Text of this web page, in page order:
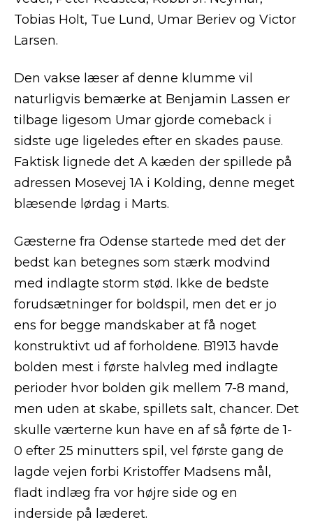
Tobias Holt, Tue Lund, Umar Beriev og Victor
Larsen.
Den vakse læser af denne klumme vil
naturligvis bemærke at Benjamin Lassen er
tilbage ligesom Umar gjorde comeback i
sidste uge ligeledes efter en skades pause.
Faktisk lignede det A kæden der spillede på
adressen Mosevej 1A i Kolding, denne meget
blæsende lørdag i Marts.
Gæsterne fra Odense startede med det der
bedst kan betegnes som stærk modvind
med indlagte storm stød. Ikke de bedste
forudsætninger for boldspil, men det er jo
ens for begge mandskaber at få noget
konstruktivt ud af forholdene. B1913 havde
bolden mest i første halvleg med indlagte
perioder hvor bolden gik mellem 7-8 mand,
men uden at skabe, spillets salt, chancer. Det
skulle værterne kun have en af så førte de 1-
0 efter 25 minutters spil, vel første gang de
lagde vejen forbi Kristoffer Madsens mål,
fladt indlæg fra vor højre side og en
inderside på læderet.